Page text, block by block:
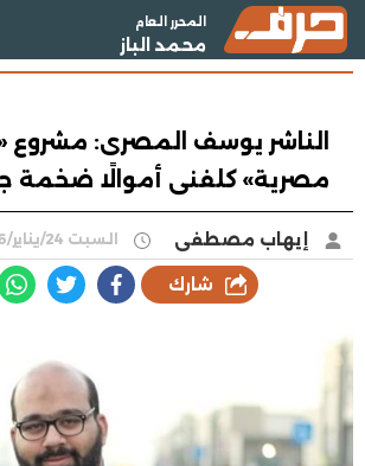
المحرر العام
محمد الباز
الناشر يوسف المصرى: مشروع
مصرية» كلفنى أموالًا ضخمة
إيهاب مصطفى السبت 24/يناير/2026 - 11:56 ص
شارك